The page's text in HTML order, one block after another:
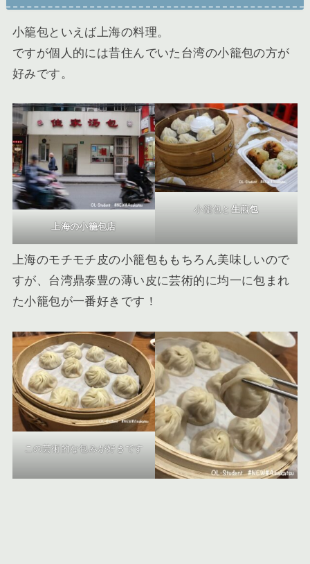
小籠包といえば上海の料理。
ですが個人的には昔住んでいた台湾の小籠包の方が
好みです。
上海の小籠包店
小籠包と 生煎包
上海のモチモチ皮の小籠包ももちろん美味しいので
すが、台湾鼎泰豊の薄い皮に芸術的に均一に包まれ
た小籠包が一番好きです！
この芸術的な包みが好きです